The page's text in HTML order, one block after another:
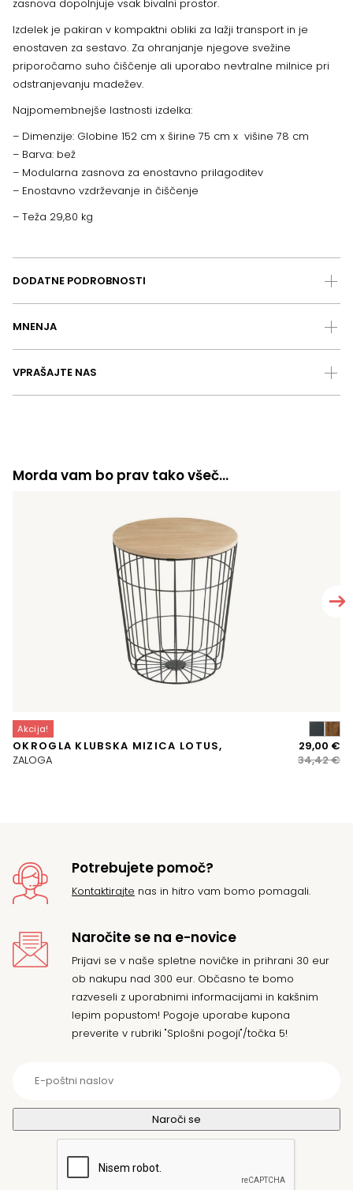
zasnova dopolnjuje vsak bivalni prostor.
Izdelek je pakiran v kompaktni obliki za lažji transport in je
enostaven za sestavo. Za ohranjanje njegove svežine
priporočamo suho čiščenje ali uporabo nevtralne milnice pri
odstranjevanju madežev.
Najpomembnejše lastnosti izdelka:
– Dimenzije: Globine 152 cm x širine 75 cm x višine 78 cm
– Barva: bež
– Modularna zasnova za enostavno prilagoditev
– Enostavno vzdrževanje in čiščenje
– Teža 29,80 kg
DODATNE PODROBNOSTI
MNENJA
VPRAŠAJTE NAS
Morda vam bo prav tako všeč…
Akcija!
OKROGLA KLUBSKA MIZICA LOTUS,
ZALOGA
34,42€
29,00 €
Potrebujete pomoč?
Kontaktirajte nas in hitro vam bomo pomagali.
Naročite se na e-novice
Prijavi se v naše spletne novičke in prihrani 30 eur
ob nakupu nad 300 eur. Občasno te bomo
razveseli z uporabnimi informacijami in kakšnim
lepim popustom! Pogoje uporabe kupona
preverite v rubriki "Splošni pogoji"/točka 5!